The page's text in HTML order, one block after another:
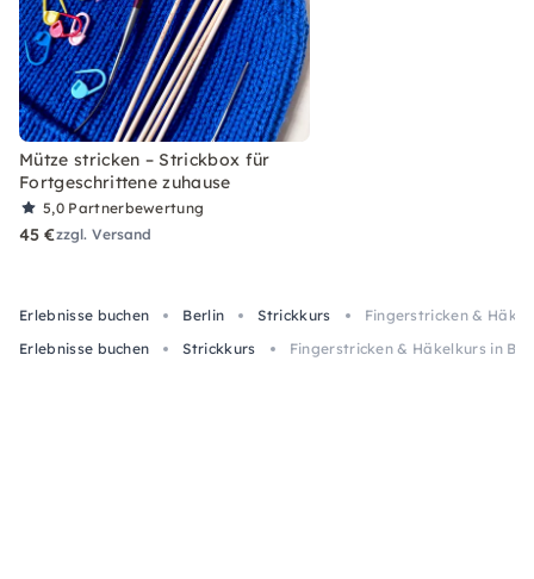
Mütze stricken – Strickbox für
Fortgeschrittene zuhause
5,0 Partnerbewertung
45 €zzgl. Versand
Erlebnisse buchen Berlin Strickkurs
Fingerstricken &
Erlebnisse buchen
Strickkurs Fingerstricken & Häkelkurs in